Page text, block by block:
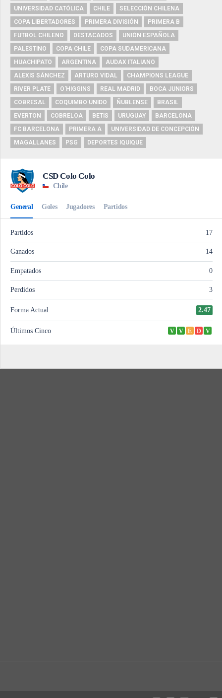
UNIVERSIDAD CATÓLICA
CHILE
SELECCIÓN CHILENA
COPA LIBERTADORES
PRIMERA DIVISIÓN
PRIMERA B
FUTBOL CHILENO
DESTACADOS
UNIÓN ESPAÑOLA
PALESTINO
COPA CHILE
COPA SUDAMERICANA
HUACHIPATO
ARGENTINA
AUDAX ITALIANO
ALEXIS SÁNCHEZ
ARTURO VIDAL
CHAMPIONS LEAGUE
RIVER PLATE
O'HIGGINS REAL MADRID
BOCA JUNIORS
COBRESAL
COQUIMBO UNIDO ÑUBLENSE
BRASIL
EVERTON
COBRELOA BETIS URUGUAY
BARCELONA
FC BARCELONA
PRIMERA A
UNIVERSIDAD DE CONCEPCIÓN
MAGALLANES
PSG DEPORTES IQUIQUE